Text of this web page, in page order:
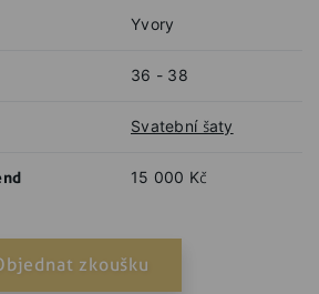
Yvory
36 - 38
Svatební šaty
15 000 Kč
zkoušku